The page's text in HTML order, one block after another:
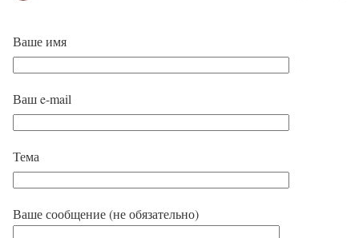
Ваше имя
Ваш e-mail
Тема
Ваше сообщение (не обязательно)